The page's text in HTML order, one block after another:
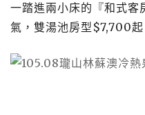
一踏進兩小床的『和式客
氣，雙湯池房型$7,700起